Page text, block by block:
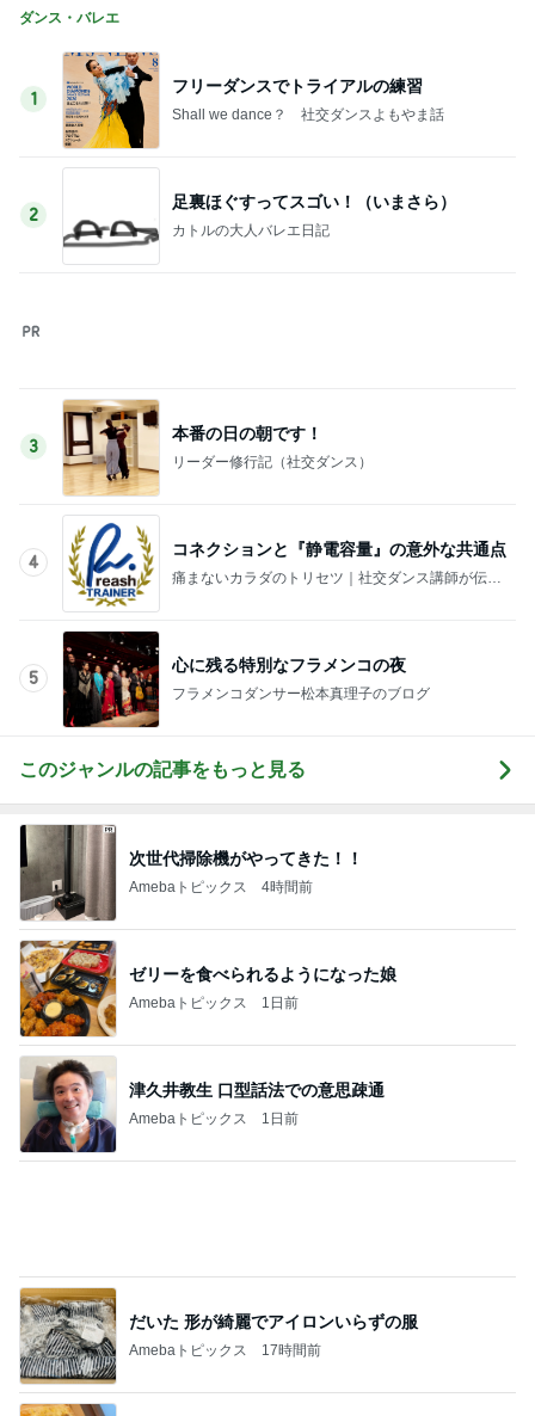
ダンス・バレエ
1
フリーダンスでトライアルの練習
Shall we dance？ 社交ダンスよもやま話
2
足裏ほぐすってスゴい！（いまさら）
カトルの大人バレエ日記
3
4
コネクションと『静電容量』の意外な共通点
痛まないカラダのトリセツ｜社交ダンス講師が伝え
5
心に残る特別なフラメンコの夜
フラメンコダンサー松本真理子のブログ
このジャンルの記事をもっと見る
Amebaトピックス 4時間前
ゼリーを食べられるようになった娘
Amebaトピックス 1日前
津久井教生 口型話法での意思疎通
Amebaトピックス 1日前
堀ちえみ お薬待ちの間のランチ
Amebaトピックス 11時間前